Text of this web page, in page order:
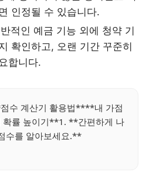
인정될 수 있습니다.
적인 예금 기능 외에 청약 기
확인하고, 오랜 기간 꾸준히
합니다.
수 계산기 활용법****내 가점
확률 높이기**1. **간편하게 나
수를 알아보세요.**